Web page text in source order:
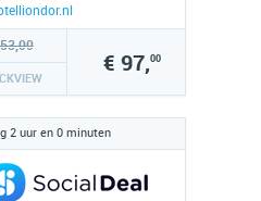
€ 97,00
2 uur en 0 minuten